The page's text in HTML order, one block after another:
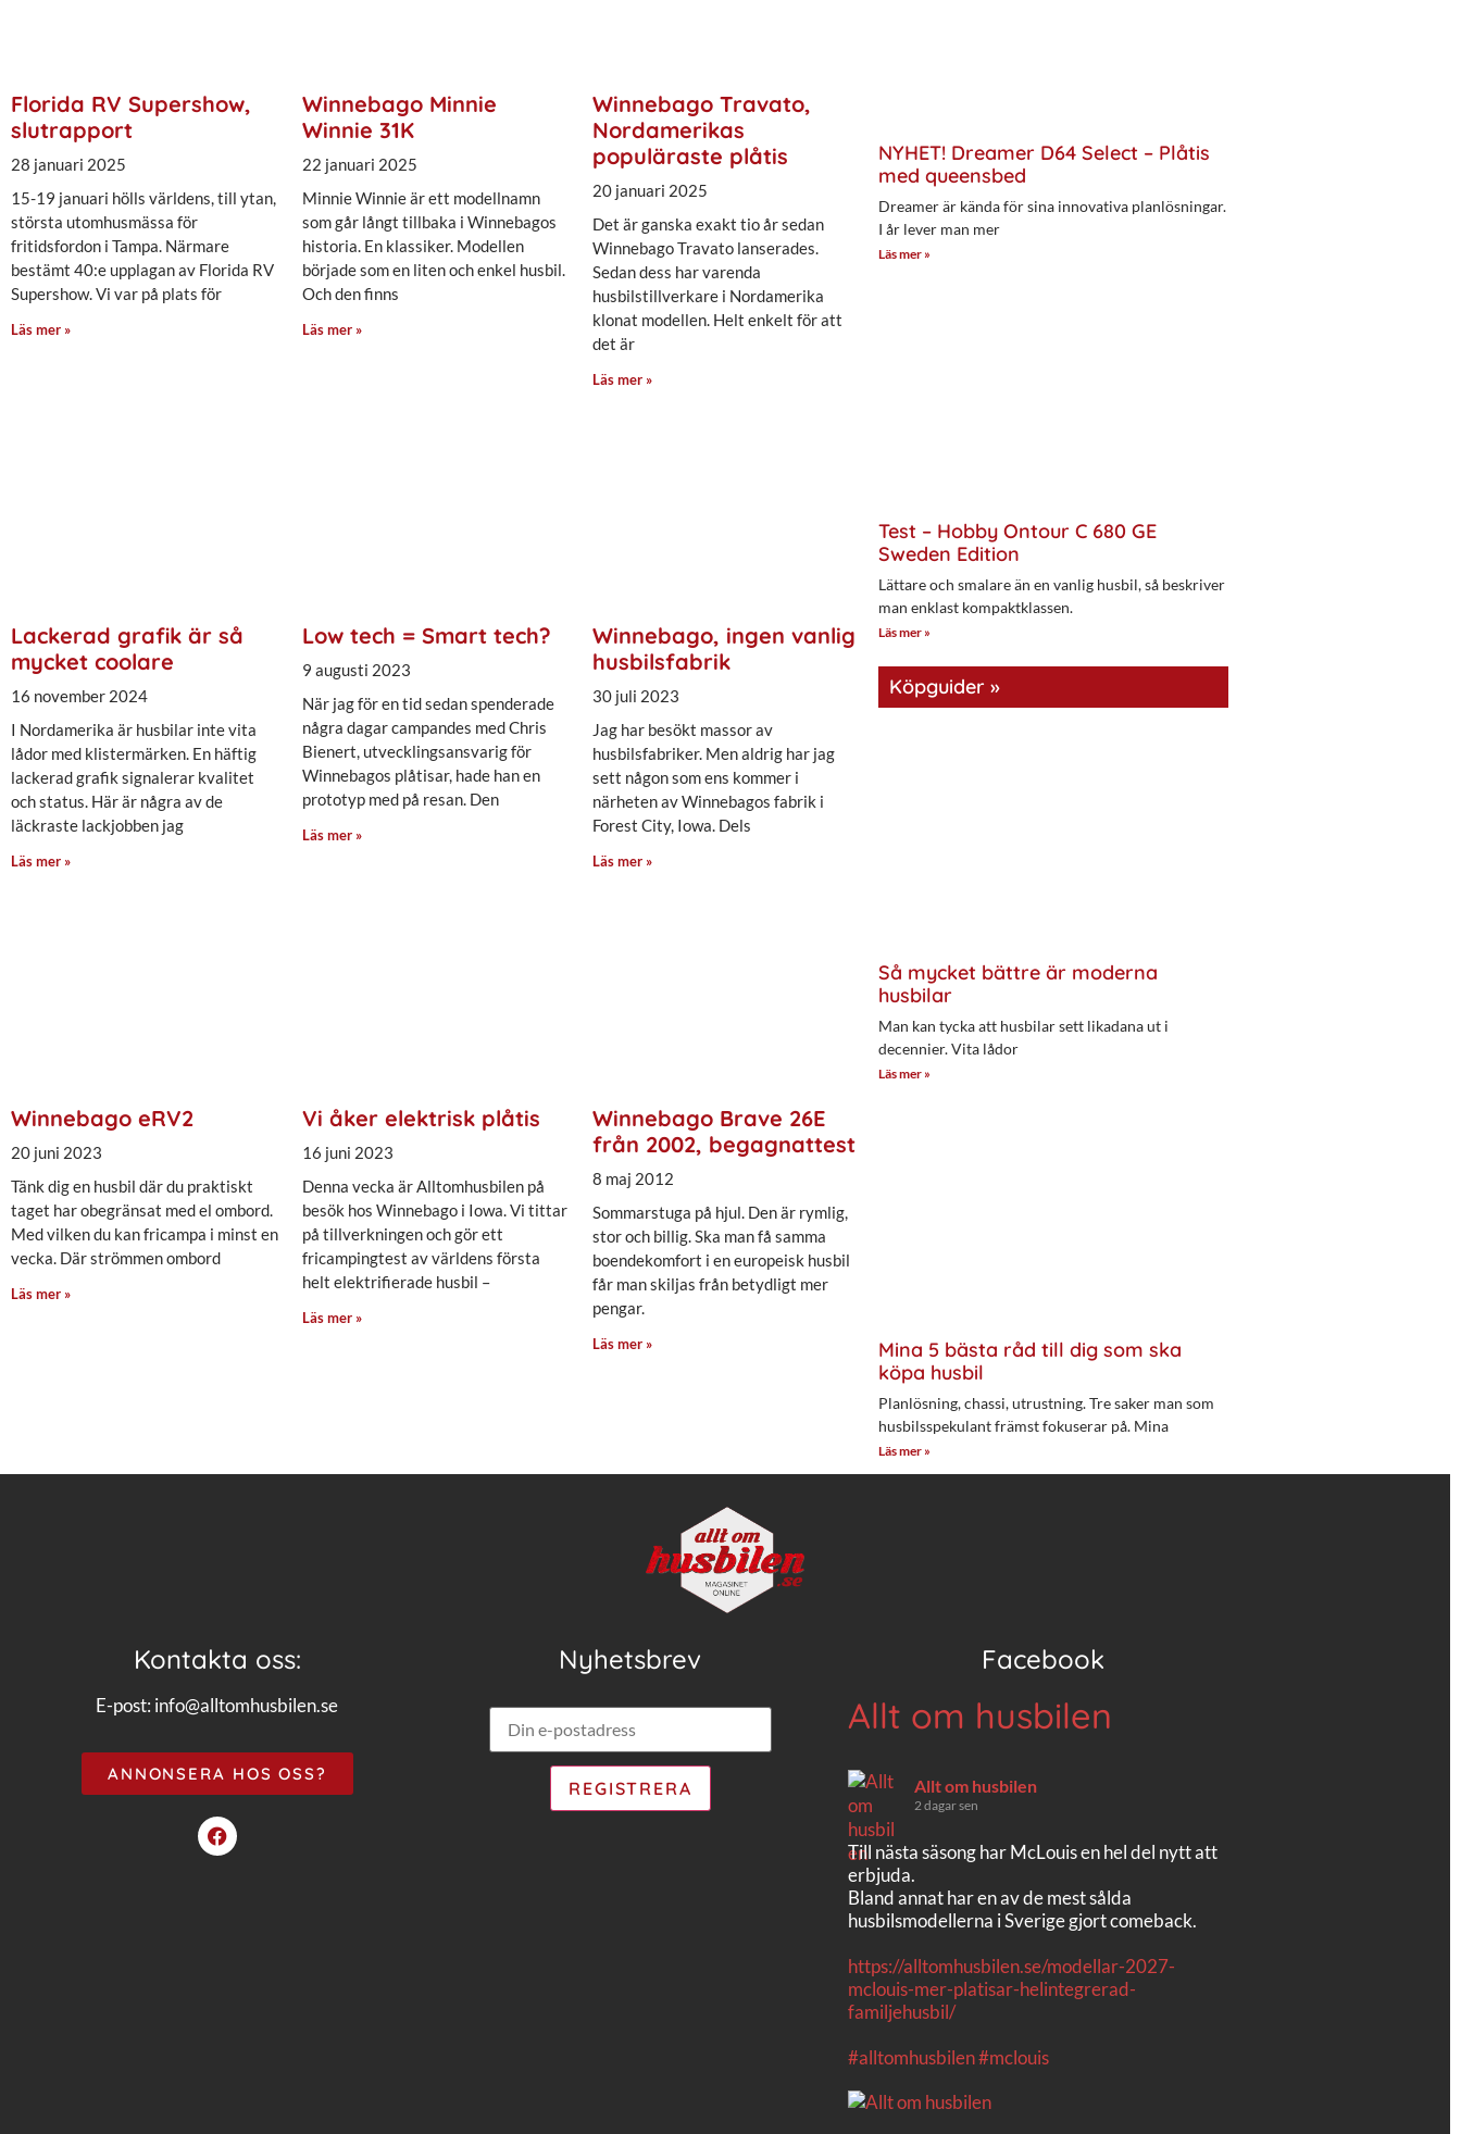
Florida RV Supershow,
slutrapport
28 januari 2025
15-19 januari hölls världens, till ytan,
största utomhusmässa för
fritidsfordon i Tampa. Närmare
bestämt 40:e upplagan av Florida RV
Supershow. Vi var på plats för
Läs mer »
Winnebago Minnie
Winnie 31K
22 januari 2025
Minnie Winnie är ett modellnamn
som går långt tillbaka i Winnebagos
historia. En klassiker. Modellen
började som en liten och enkel husbil.
Och den finns
Läs mer »
Winnebago Travato,
Nordamerikas
populäraste plåtis
20 januari 2025
Det är ganska exakt tio år sedan
Winnebago Travato lanserades.
Sedan dess har varenda
husbilstillverkare i Nordamerika
klonat modellen. Helt enkelt för att
det är
Läs mer »
Lackerad grafik är så
mycket coolare
16 november 2024
I Nordamerika är husbilar inte vita
lådor med klistermärken. En häftig
lackerad grafik signalerar kvalitet
och status. Här är några av de
läckraste lackjobben jag
Läs mer »
Low tech = Smart tech?
9 augusti 2023
När jag för en tid sedan spenderade
några dagar campandes med Chris
Bienert, utvecklingsansvarig för
Winnebagos plåtisar, hade han en
prototyp med på resan. Den
Läs mer »
Winnebago, ingen vanlig
husbilsfabrik
30 juli 2023
Jag har besökt massor av
husbilsfabriker. Men aldrig har jag
sett någon som ens kommer i
närheten av Winnebagos fabrik i
Forest City, Iowa. Dels
Läs mer »
Winnebago eRV2
20 juni 2023
Tänk dig en husbil där du praktiskt
taget har obegränsat med el ombord.
Med vilken du kan fricampa i minst en
vecka. Där strömmen ombord
Läs mer »
Vi åker elektrisk plåtis
16 juni 2023
Denna vecka är Alltomhusbilen på
besök hos Winnebago i Iowa. Vi tittar
på tillverkningen och gör ett
fricampingtest av världens första
helt elektrifierade husbil –
Läs mer »
Winnebago Brave 26E
från 2002, begagnattest
8 maj 2012
Sommarstuga på hjul. Den är rymlig,
stor och billig. Ska man få samma
boendekomfort i en europeisk husbil
får man skiljas från betydligt mer
pengar.
Läs mer »
NYHET! Dreamer D64 Select – Plåtis
med queensbed
Dreamer är kända för sina innovativa planlösningar.
I år lever man mer
Läs mer »
Test – Hobby Ontour C 680 GE
Sweden Edition
Lättare och smalare än en vanlig husbil, så beskriver
man enklast kompaktklassen.
Läs mer »
Köpguider »
Så mycket bättre är moderna
husbilar
Man kan tycka att husbilar sett likadana ut i
decennier. Vita lådor
Läs mer »
Mina 5 bästa råd till dig som ska
köpa husbil
Planlösning, chassi, utrustning. Tre saker man som
husbilsspekulant främst fokuserar på. Mina
Läs mer »
Kontakta oss:
E-post: info@alltomhusbilen.se
ANNONSERA HOS OSS?
Nyhetsbrev Facebook
Allt om husbilen
Allt om husbilen
2 dagar sen
Till nästa säsong har McLouis en hel del nytt att
erbjuda.
Bland annat har en av de mest sålda
husbilsmodellerna i Sverige gjort comeback.
https://alltomhusbilen.se/modellar-2027-
mclouis-mer-platisar-helintegrerad-
familjehusbil/
#alltomhusbilen#mclouis